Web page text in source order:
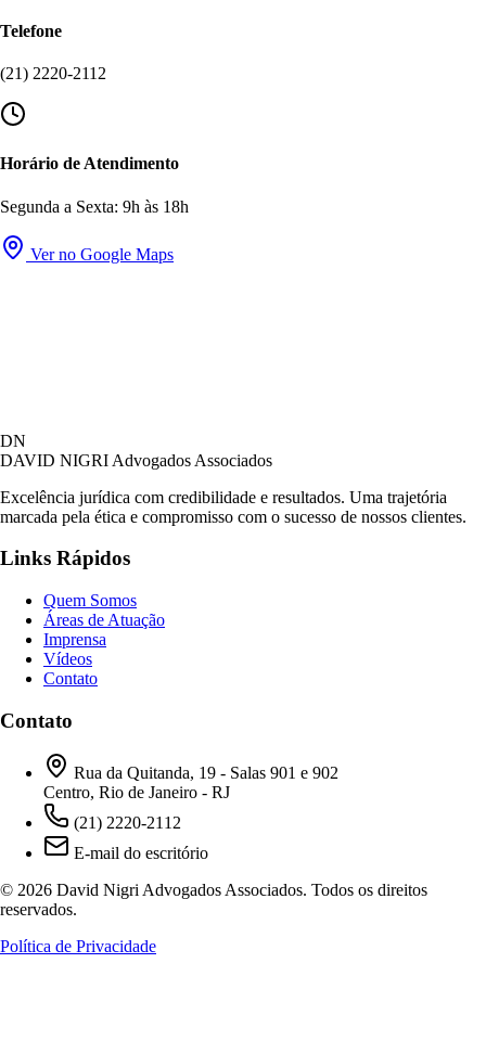
Telefone
(21) 2220-2112
Horário de Atendimento
Segunda a Sexta: 9h às 18h
Ver no Google Maps
DN
DAVID NIGRI Advogados Associados
Excelência jurídica com credibilidade e resultados. Uma trajetória
marcada pela ética e compromisso com o sucesso de nossos clientes.
Links Rápidos
Quem Somos
Áreas de Atuação
Imprensa
Vídeos
Contato
Contato
Rua da Quitanda, 19 - Salas 901 e 902
Centro, Rio de Janeiro - RJ
(21) 2220-2112
E-mail do escritório
© 2026 David Nigri Advogados Associados. Todos os direitos
reservados.
Política de Privacidade